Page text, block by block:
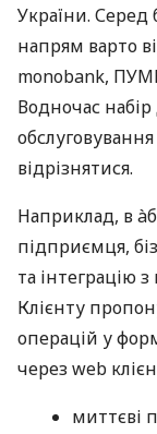
України. Серед
напрям варто
monobank,
Водночас
відрізнятися.
Наприклад, в
підприємця,
та інтеграцію
Клієнту
операцій у
через web
миттєві